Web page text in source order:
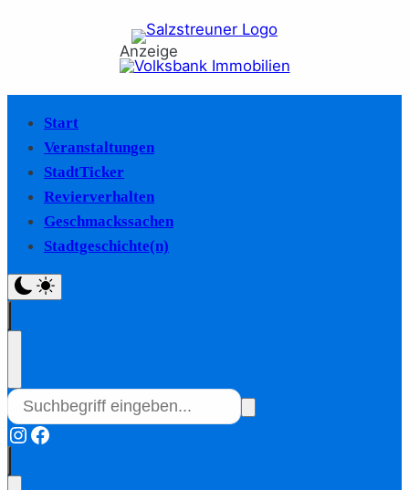
Anzeige
Start
Veranstaltungen
StadtTicker
Revierverhalten
Geschmackssachen
Stadtgeschichte(n)
Instagram
Facebook